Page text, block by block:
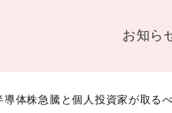
お知ら
体株急騰と個人投資家が取る